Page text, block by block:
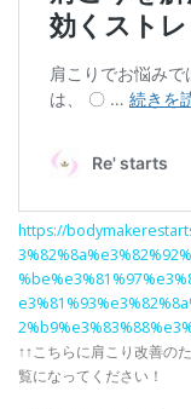
https://
↑↑こちらに肩こり改善の
覧になってください！